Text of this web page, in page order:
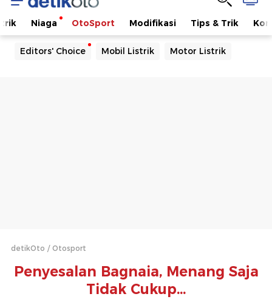
Niaga OtoSport Modifikasi Tips & Trik
Editors' Choice Mobil Listrik Motor Listrik
detikOto Otosport
Penyesalan Bagnaia, Menang Saja
Tidak Cukup...